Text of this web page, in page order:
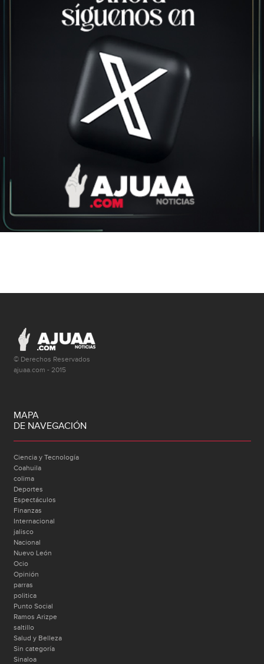
© Derechos Reservados
ajuaa.com - 2015
MAPA
DE NAVEGACIÓN
Ciencia y Tecnología
Coahuila
colima
Deportes
Espectáculos
Finanzas
Internacional
jalisco
Nacional
Nuevo León
Ocio
Opinión
parras
politica
Punto Social
Ramos Arizpe
saltillo
Salud y Belleza
Sin categoría
Sinaloa